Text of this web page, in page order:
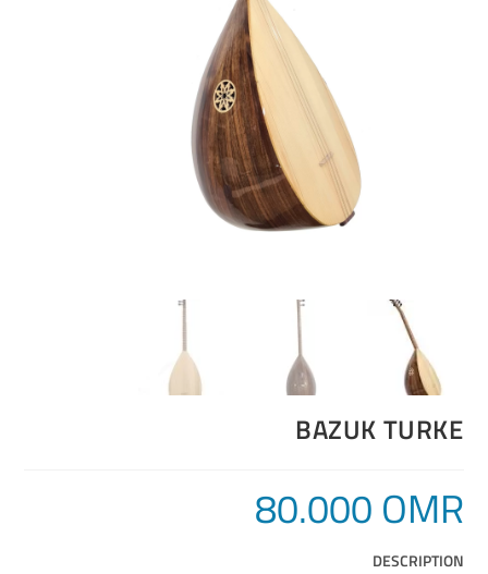
BAZUK TURKE
80.000 OMR
DESCRIPTION